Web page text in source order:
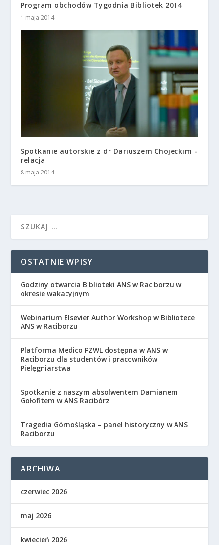
Program obchodów Tygodnia Bibliotek 2014
1 maja 2014
Spotkanie autorskie z dr Dariuszem Chojeckim –
relacja
8 maja 2014
OSTATNIE WPISY
Godziny otwarcia Biblioteki ANS w Raciborzu w
okresie wakacyjnym
Webinarium Elsevier Author Workshop w Bibliotece
ANS w Raciborzu
Platforma Medico PZWL dostępna w ANS w
Raciborzu dla studentów i pracowników
Pielęgniarstwa
Spotkanie z naszym absolwentem Damianem
Gołofitem w ANS Racibórz
Tragedia Górnośląska – panel historyczny w ANS
Raciborzu
ARCHIWA
czerwiec 2026
maj 2026
kwiecień 2026